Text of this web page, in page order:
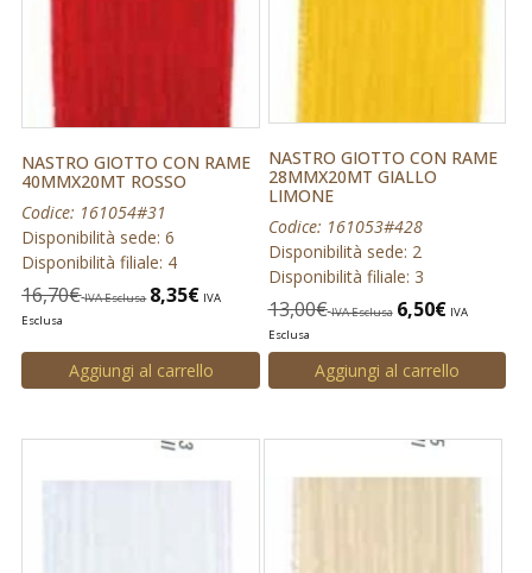
NASTRO GIOTTO CON RAME
40MMX20MT ROSSO
Codice: 161054#31
Disponibilità sede: 6
Disponibilità filiale: 4
16,70€ IVA Esclusa 8,35€ IVA
Esclusa
Aggiungi al carrello
NASTRO GIOTTO CON RAME
28MMX20MT GIALLO
LIMONE
Codice: 161053#428
Disponibilità sede: 2
Disponibilità filiale: 3
13,00€ IVA Esclusa 6,50€ IVA
Esclusa
Aggiungi al carrello